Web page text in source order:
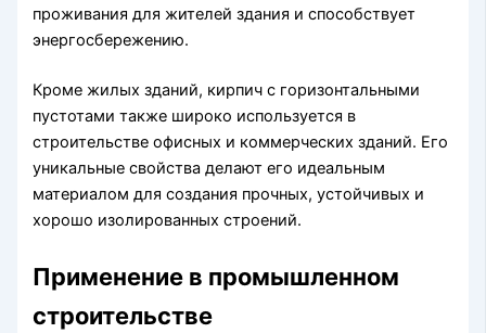
проживания для жителей здания и способствует
энергосбережению.
Кроме жилых зданий, кирпич с горизонтальными
пустотами также широко используется в
строительстве офисных и коммерческих зданий. Его
уникальные свойства делают его идеальным
материалом для создания прочных, устойчивых и
хорошо изолированных строений.
Применение в промышленном
строительстве